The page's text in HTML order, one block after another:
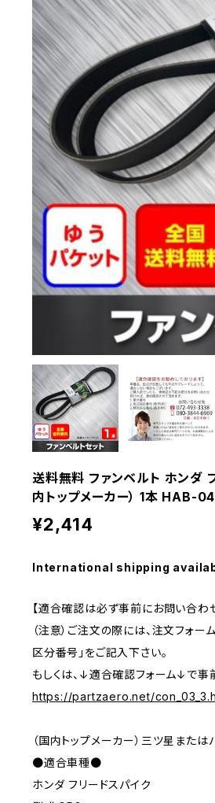
送料無料 ファンベルト ホンダ
内トップメーカー） 1本 HAB-
¥2,414
International shipping
【適合確認は必ず事前にお問い合わせ
（注意）ご注文の際には、注文フォー
区分番号」をご記入下さい。
もしくは、↓適合確認フォーム↓で事
https://partzaero.net/
（国内トップメーカー）三ツ星または
●適合車種●
ホンダ フリードスパイク